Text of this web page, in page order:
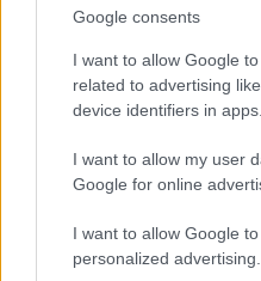
Google consents
I want to allow Google
related to advertising
device identifiers in apps.
I want to allow my user
Google for online
I want to allow Google
personalized advertising.
i tuoi
Su
345 356
Entra nel